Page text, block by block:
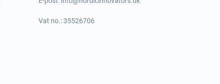
Vat no.: 35526706